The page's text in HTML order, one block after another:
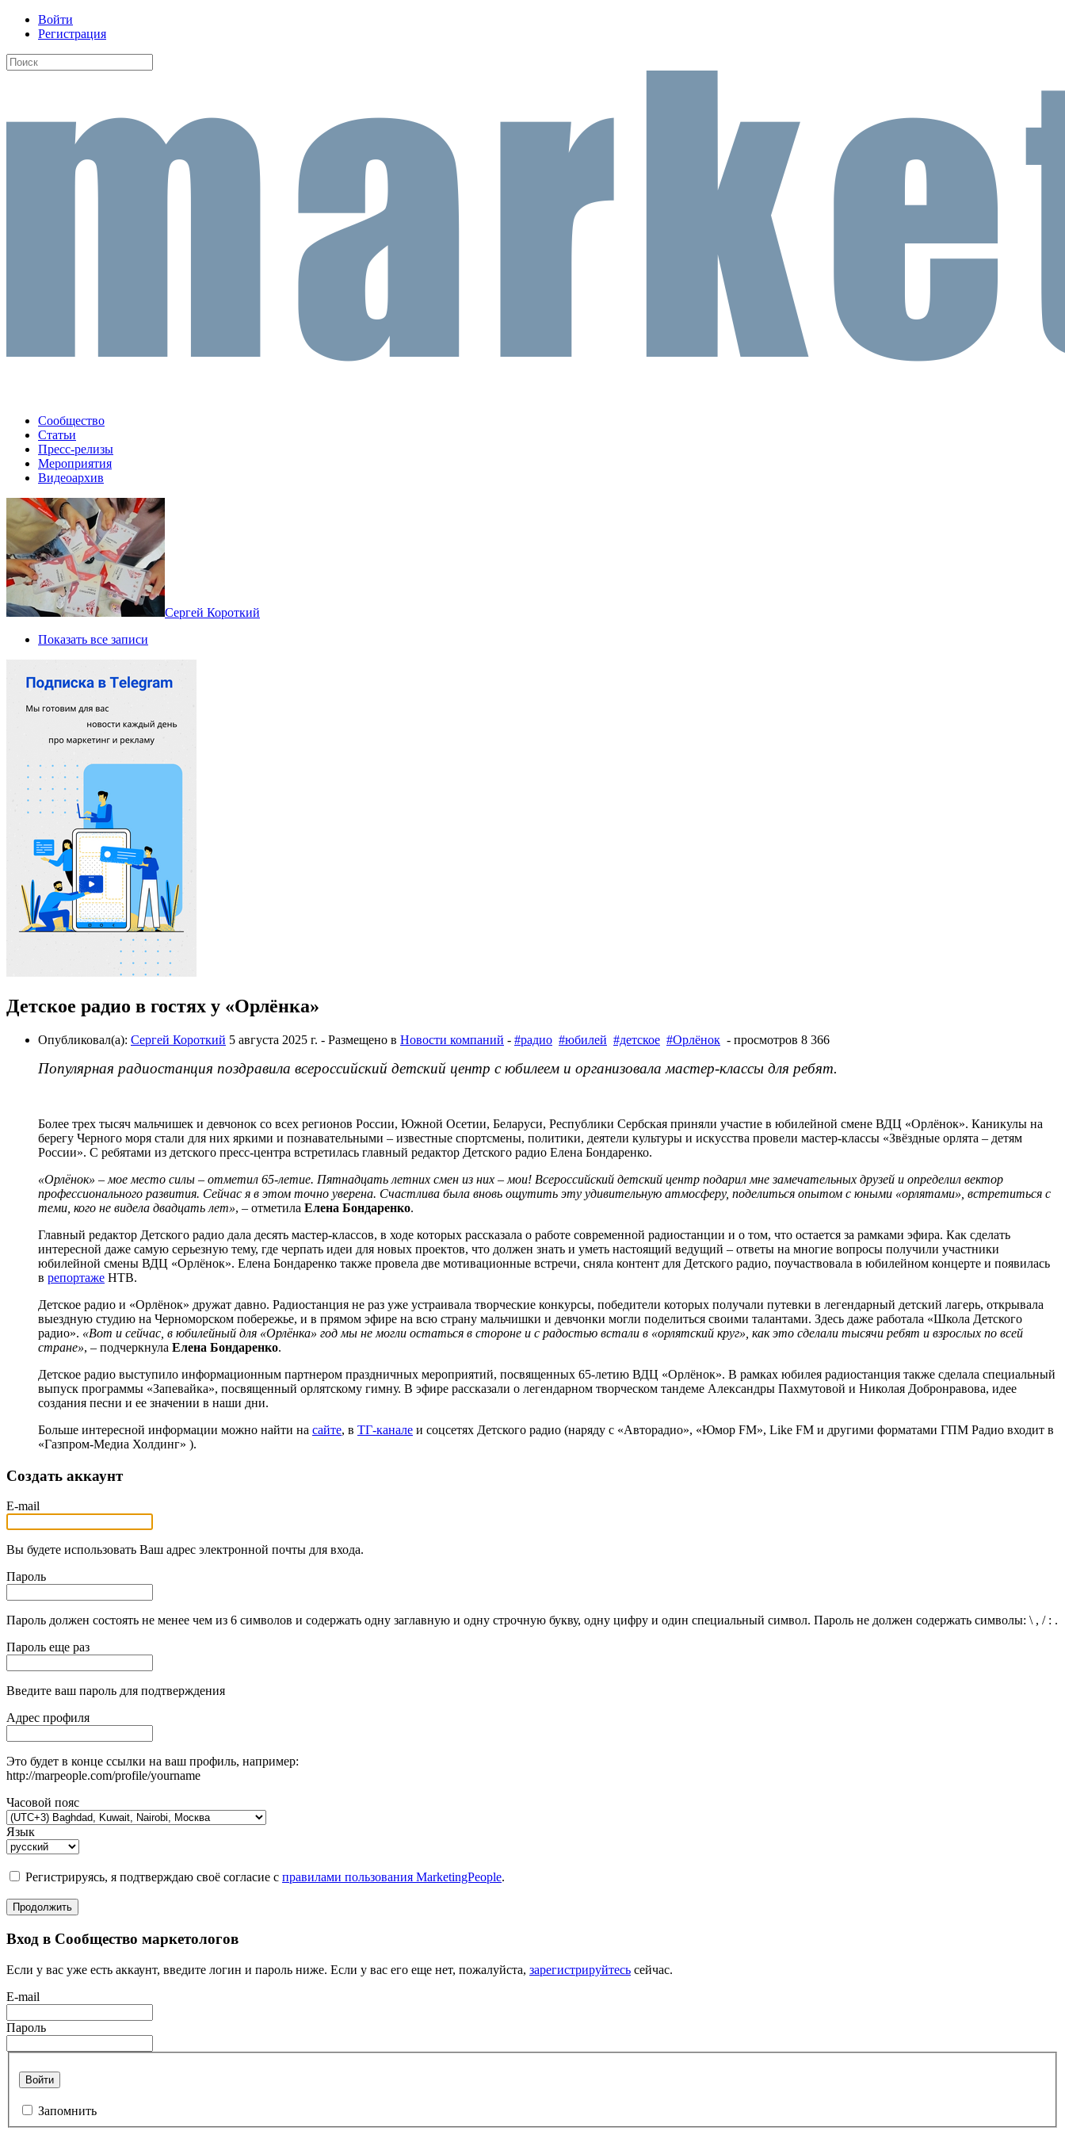
Войти
Регистрация
Сообщество
Статьи
Пресс-релизы
Мероприятия
Видеоархив
Сергей Короткий
Показать все записи
Детское радио в гостях у «Орлёнка»
Опубликовал(а): Сергей Короткий 5 августа 2025 г. - Размещено в Новости компаний - #радио #юбилей #детское #Орлёнок - просмотров 8 366
Популярная радиостанция поздравила всероссийский детский центр с юбилеем и организовала мастер-классы для ребят.
Более трех тысяч мальчишек и девчонок со всех регионов России, Южной Осетии, Беларуси, Республики Сербская приняли участие в юбилейной смене ВДЦ «Орлёнок». Каникулы на
берегу Черного моря стали для них яркими и познавательными – известные спортсмены, политики, деятели культуры и искусства провели мастер-классы «Звёздные орлята – детям
России». С ребятами из детского пресс-центра встретилась главный редактор Детского радио Елена Бондаренко.
«Орлёнок» – мое место силы – отметил 65-летие. Пятнадцать летних смен из них – мои! Всероссийский детский центр подарил мне замечательных друзей и определил вектор
профессионального развития. Сейчас я в этом точно уверена. Счастлива была вновь ощутить эту удивительную атмосферу, поделиться опытом с юными «орлятами», встретиться с
теми, кого не видела двадцать лет», – отметила Елена Бондаренко.
Главный редактор Детского радио дала десять мастер-классов, в ходе которых рассказала о работе современной радиостанции и о том, что остается за рамками эфира. Как сделать
интересной даже самую серьезную тему, где черпать идеи для новых проектов, что должен знать и уметь настоящий ведущий – ответы на многие вопросы получили участники
юбилейной смены ВДЦ «Орлёнок». Елена Бондаренко также провела две мотивационные встречи, сняла контент для Детского радио, поучаствовала в юбилейном концерте и появилась
в репортаже НТВ.
Детское радио и «Орлёнок» дружат давно. Радиостанция не раз уже устраивала творческие конкурсы, победители которых получали путевки в легендарный детский лагерь, открывала
выездную студию на Черноморском побережье, и в прямом эфире на всю страну мальчишки и девчонки могли поделиться своими талантами. Здесь даже работала «Школа Детского
радио». «Вот и сейчас, в юбилейный для «Орлёнка» год мы не могли остаться в стороне и с радостью встали в «орлятский круг», как это сделали тысячи ребят и взрослых по всей
стране», – подчеркнула Елена Бондаренко.
Детское радио выступило информационным партнером праздничных мероприятий, посвященных 65-летию ВДЦ «Орлёнок». В рамках юбилея радиостанция также сделала специальный
выпуск программы «Запевайка», посвященный орлятскому гимну. В эфире рассказали о легендарном творческом тандеме Александры Пахмутовой и Николая Добронравова, идее
создания песни и ее значении в наши дни.
Больше интересной информации можно найти на сайте, в ТГ-канале и соцсетях Детского радио (наряду с «Авторадио», «Юмор FM», Like FM и другими форматами ГПМ Радио входит в
«Газпром-Медиа Холдинг» ).
Создать аккаунт
E-mail
Вы будете использовать Ваш адрес электронной почты для входа.
Пароль
Пароль должен состоять не менее чем из 6 символов и содержать одну заглавную и одну строчную букву, одну цифру и один специальный символ. Пароль не должен содержать символы: \ , / : .
Пароль еще раз
Введите ваш пароль для подтверждения
Адрес профиля
Это будет в конце ссылки на ваш профиль, например:
http://marpeople.com/profile/yourname
Часовой пояс
Язык
Регистрируясь, я подтверждаю своё согласие с правилами пользования MarketingPeople.
Продолжить
Вход в Сообщество маркетологов
Если у вас уже есть аккаунт, введите логин и пароль ниже. Если у вас его еще нет, пожалуйста, зарегистрируйтесь сейчас.
E-mail
Пароль
Войти
Запомнить